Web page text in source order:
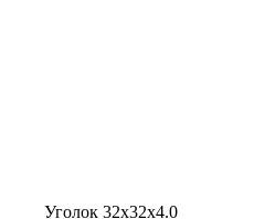
Уголок 32х32х4.0